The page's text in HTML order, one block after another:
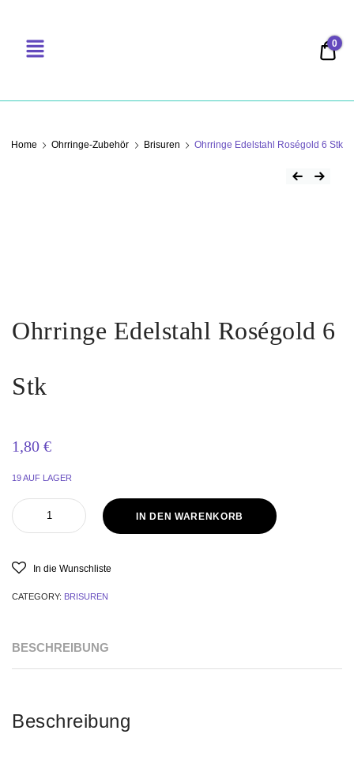
0
Home Ohrringe-Zubehör Brisuren Ohrringe Edelstahl Roségold 6 Stk
Ohrringe Edelstahl Roségold 6
Stk
1,80 €
19 AUF LAGER
IN DEN WARENKORB
In die Wunschliste
CATEGORY: BRISUREN
BESCHREIBUNG
Beschreibung